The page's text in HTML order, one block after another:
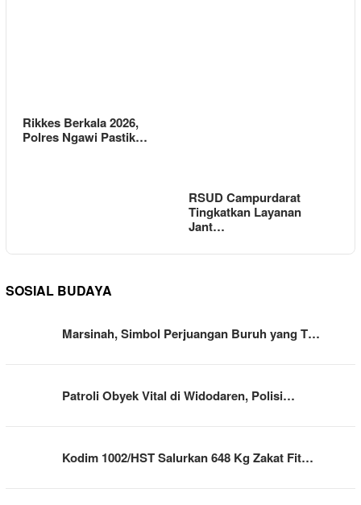
Rikkes Berkala 2026,
Polres Ngawi Pastik…
RSUD Campurdarat
Tingkatkan Layanan
Jant…
SOSIAL BUDAYA
Marsinah, Simbol Perjuangan Buruh yang T…
Patroli Obyek Vital di Widodaren, Polisi…
Kodim 1002/HST Salurkan 648 Kg Zakat Fit…